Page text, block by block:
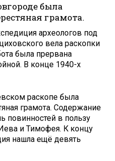
была
грамота.
археологов под
вела раскопки
была прервана
В конце 1940-х
раскопе была
грамота. Содержание
повинностей в пользу
и Тимофея. К концу
нашла ещё девять